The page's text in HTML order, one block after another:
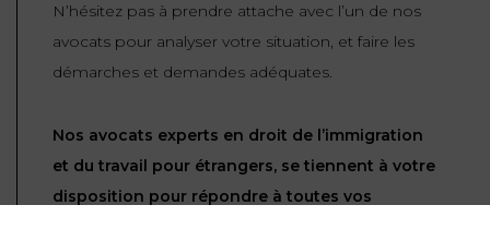
N’hésitez pas à prendre attache avec l’un de nos
avocats pour analyser votre situation, et faire les
démarches et demandes adéquates.
Nos avocats experts en droit de l’immigration
et du travail pour étrangers, se tiennent à votre
disposition pour répondre à toutes vos